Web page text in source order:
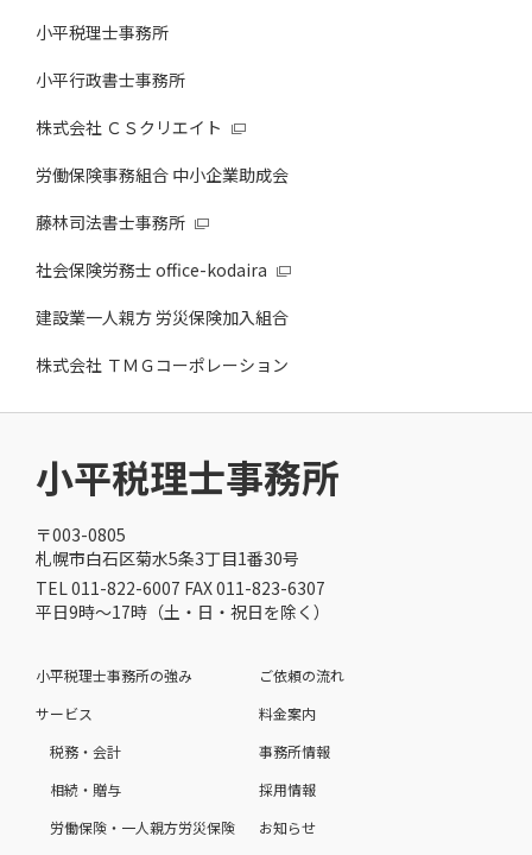
小平税理士事務所
小平行政書士事務所
株式会社 ＣＳクリエイト
労働保険事務組合 中小企業助成会
藤林司法書士事務所
社会保険労務士 office-kodaira
建設業一人親方 労災保険加入組合
株式会社 ＴＭＧコーポレーション
小平税理士事務所
〒003-0805
札幌市白石区菊水5条3丁目1番30号
TEL 011-822-6007 FAX 011-823-6307
平日9時～17時（土・日・祝日を除く）
小平税理士事務所の強み
サービス
税務・会計
相続・贈与
労働保険・一人親方労災保険
ご依頼の流れ
料金案内
事務所情報
採用情報
お知らせ